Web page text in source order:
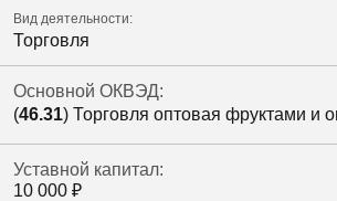
Вид деятельности:
Торговля
Основной ОКВЭД:
(46.31) Торговля оптовая фруктами и
Уставной капитал:
10 000 ₽